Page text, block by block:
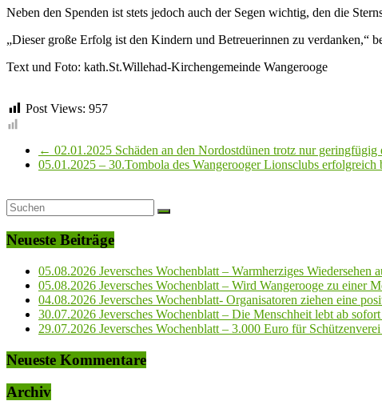
Neben den Spenden ist stets jedoch auch der Segen wichtig, den die
„Dieser große Erfolg ist den Kindern und Betreuerinnen zu verdanken,“
Text und Foto: kath.St.Willehad-Kirchengemeinde Wangerooge
Post Views: 957
← 02.01.2025 Schäden an den Nordostdünen trotz nur geringfügig
05.01.2025 – 30.Tombola des Wangerooger Lionsclubs erfolgreich
Neueste Beiträge
05.08.2026 Jeversches Wochenblatt – Warmherziges Wiedersehen
05.08.2026 Jeversches Wochenblatt – Wird Wangerooge zu einer
04.08.2026 Jeversches Wochenblatt- Organisatoren ziehen eine
30.07.2026 Jeversches Wochenblatt – Die Menschheit lebt ab
29.07.2026 Jeversches Wochenblatt – 3.000 Euro für
Neueste Kommentare
Archiv